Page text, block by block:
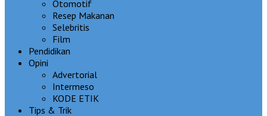
Otomotif
Resep Makanan
Selebritis
Film
Pendidikan
Opini
Advertorial
Intermeso
KODE ETIK
Tips & Trik